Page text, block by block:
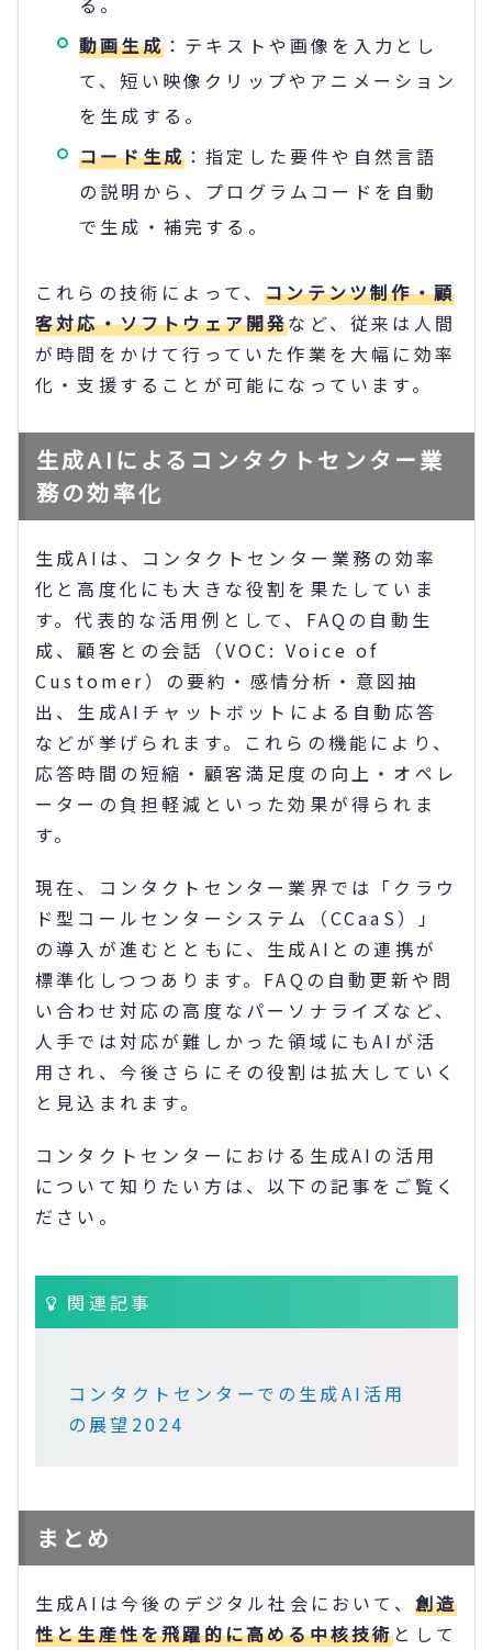
動画生成：テキストや画像を入力とし
て、短い映像クリップやアニメーション
を生成する。
コード生成 ：指定した要件や自然言語
の説明から、プログラムコードを自動
で生成・補完する。
これらの技術によって、コンテンツ制作・顧
客対応・ソフトウェア開発など、従来は人間
が時間をかけて行っていた作業を大幅に効率
化・支援することが可能になっています。
生成AIによるコンタクトセンター業
務の効率化
生成AIは、コンタクトセンター業務の効率
化と高度化にも大きな役割を果たしていま
す。代表的な活用例として、FAQの自動生
成、顧客との会話（VOC: Voice of
Customer）の要約・感情分析・意図抽
出、生成AIチャットボットによる自動応答
などが挙げられます。これらの機能により、
応答時間の短縮・顧客満足度の向上・オペレ
ーターの負担軽減といった効果が得られま
す。
現在、コンタクトセンター業界では「クラウ
ド型コールセンターシステム（CCaaS）」
の導入が進むとともに、生成AIとの連携が
標準化しつつあります。FAQの自動更新や問
い合わせ対応の高度なパーソナライズなど、
人手では対応が難しかった領域にもAIが活
用され、今後さらにその役割は拡大していく
と見込まれます。
コンタクトセンターにおける生成AIの活用
について知りたい方は、以下の記事をご覧く
ださい。
関連記事
コンタクトセンターでの生成AI活用
の展望2024
まとめ
生成AIは今後のデジタル社会において、 創造
性と生産性を飛躍的に高める中核技術として